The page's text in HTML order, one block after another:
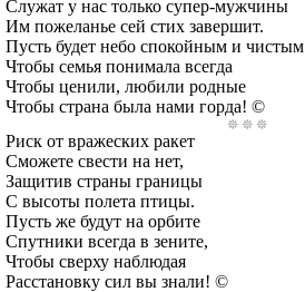
Служат у нас только супер-мужчины
Им пожеланье сей стих завершит.
Пусть будет небо спокойным и чистым
Чтобы семья понимала всегда
Чтобы ценили, любили родные
Чтобы страна была нами горда! ©
Риск от вражеских ракет
Сможете свести на нет,
Защитив страны границы
С высоты полета птицы.
Пусть же будут на орбите
Спутники всегда в зените,
Чтобы сверху наблюдая
Расстановку сил вы знали! ©